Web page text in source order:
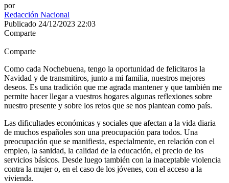
por
Redacción Nacional
Publicado 24/12/2023 22:03
Comparte
Comparte
Como cada Nochebuena, tengo la oportunidad de felicitaros la
Navidad y de transmitiros, junto a mi familia, nuestros mejores
deseos. Es una tradición que me agrada mantener y que también me
permite hacer llegar a vuestros hogares algunas reflexiones sobre
nuestro presente y sobre los retos que se nos plantean como país.
Las dificultades económicas y sociales que afectan a la vida diaria
de muchos españoles son una preocupación para todos. Una
preocupación que se manifiesta, especialmente, en relación con el
empleo, la sanidad, la calidad de la educación, el precio de los
servicios básicos. Desde luego también con la inaceptable violencia
contra la mujer o, en el caso de los jóvenes, con el acceso a la
vivienda.